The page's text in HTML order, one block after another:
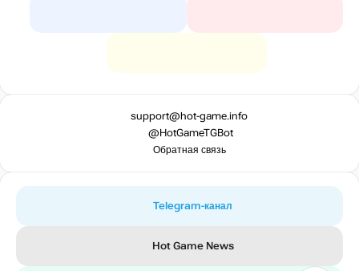
support@hot-game.info
@HotGameTGBot
Обратная связь
Telegram-канал
Hot Game News